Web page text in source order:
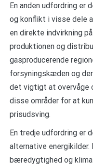
En anden udfordring
og konflikt i visse dele
en direkte indvirkning
produktionen og
gasproducerende
forsyningskæden og
det vigtigt at overvåge
disse områder for at
prisudsving.
En tredje udfordring er
alternative
bæredygtighed og